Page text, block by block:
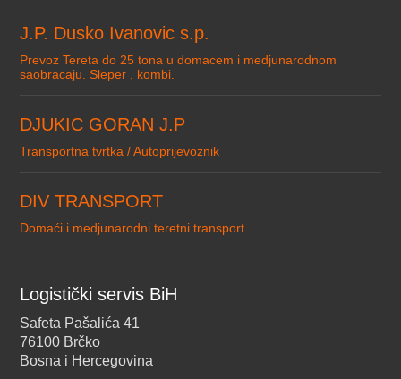
J.P. Dusko Ivanovic s.p.
Prevoz Tereta do 25 tona u domacem i medjunarodnom
saobracaju. Sleper , kombi.
DJUKIC GORAN J.P
Transportna tvrtka / Autoprijevoznik
DIV TRANSPORT
Domaći i medjunarodni teretni transport
Logistički servis BiH
Safeta Pašalića 41
76100 Brčko
Bosna i Hercegovina